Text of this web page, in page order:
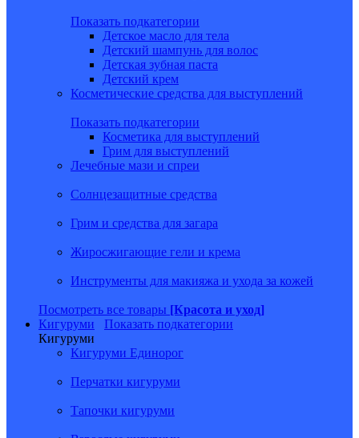
Показать подкатегории
Детское масло для тела
Детский шампунь для волос
Детская зубная паста
Детский крем
Косметические средства для выступлений
Показать подкатегории
Косметика для выступлений
Грим для выступлений
Лечебные мази и спреи
Солнцезащитные средства
Грим и средства для загара
Жиросжигающие гели и крема
Инструменты для макияжа и ухода за кожей
Посмотреть все товары [Красота и уход]
Кигуруми
Показать подкатегории
Кигуруми
Кигуруми Единорог
Перчатки кигуруми
Тапочки кигуруми